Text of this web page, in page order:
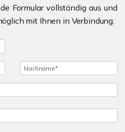
Formular vollständig aus und
mit Ihnen in Verbindung.